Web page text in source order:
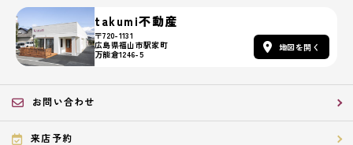
takumi不動産
〒720-1131
広島県福山市駅家町
万能倉1246-5
地図を開く
お問い合わせ
来店予約